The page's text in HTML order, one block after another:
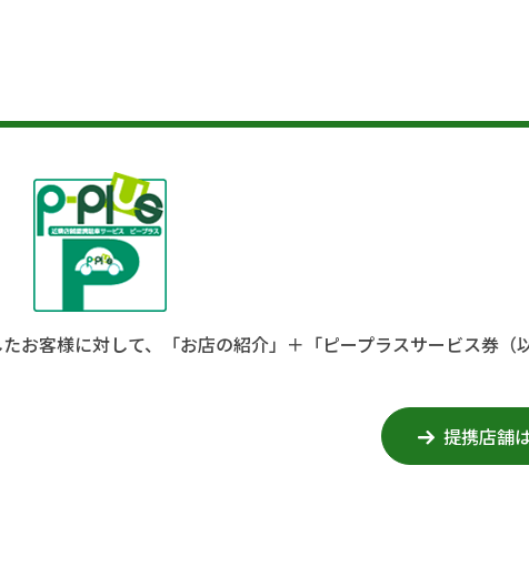
お客様に対して、「お店の紹介」＋「ピープラスサービス券（
提携店舗